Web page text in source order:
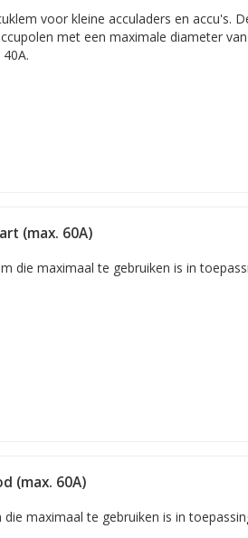
voor kleine acculaders en accu's.
met een maximale diameter
(max. 60A)
die maximaal te gebruiken is in
(max. 60A)
die maximaal te gebruiken is in